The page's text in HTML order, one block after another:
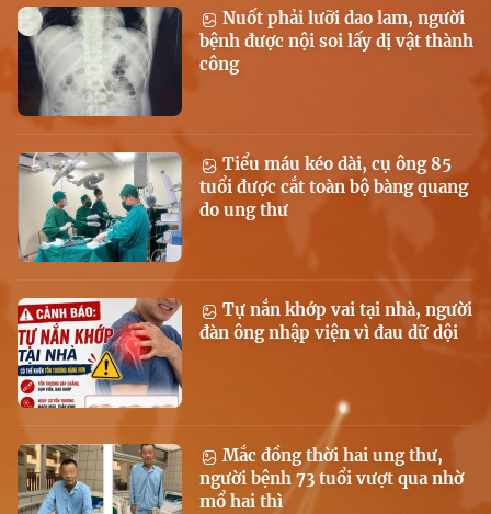
Nuốt phải lưỡi dao lam, người
bệnh được nội soi lấy dị vật thành
công
Tiểu máu kéo dài, cụ ông 85
tuổi được cắt toàn bộ bàng quang
do ung thư
Tự nắn khớp vai tại nhà, người
đàn ông nhập viện vì đau dữ dội
Mắc đồng thời hai ung thư,
người bệnh 73 tuổi vượt qua nhờ
mổ hai thì